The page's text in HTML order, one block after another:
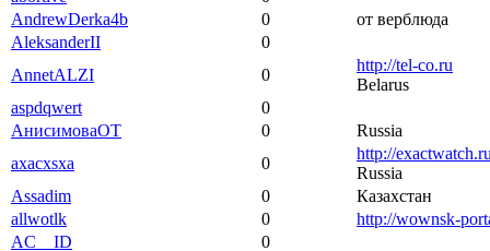
AndrewDerka4b
0
от верблюда
AleksanderII
0
AnnetALZI
0
http://tel-co.ru
Belarus
aspdqwert
0
АнисимовaOT
0
Russia
axacxsxa
0
http://
Russia
Assadim
0
Казахстан
allwotlk
0
http://wownsk-
AC__ID
0